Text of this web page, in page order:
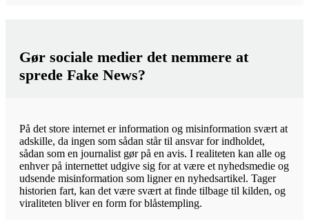
Gør sociale medier det nemmere at
sprede Fake News?
På det store internet er information og misinformation svært at
adskille, da ingen som sådan står til ansvar for indholdet,
sådan som en journalist gør på en avis. I realiteten kan alle og
enhver på internettet udgive sig for at være et nyhedsmedie og
udsende misinformation som ligner en nyhedsartikel. Tager
historien fart, kan det være svært at finde tilbage til kilden, og
viraliteten bliver en form for blåstempling.